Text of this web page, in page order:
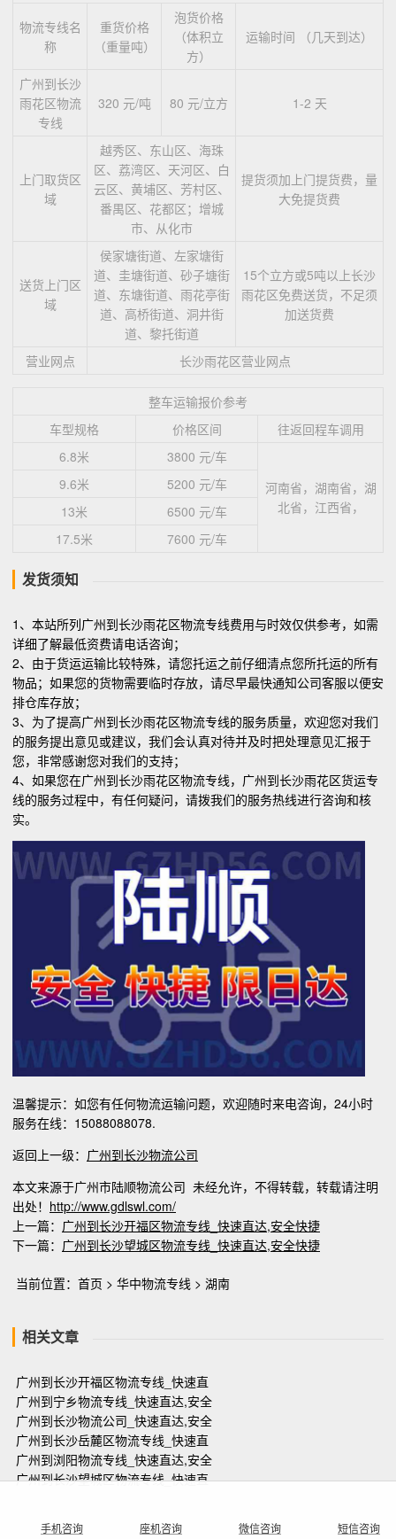
物流专线名
称
重货价格
（重量吨）
泡货价格
（体积立
方）
运输时间 （几天到达）
广州到长沙
雨花区物流
专线
320 元/吨 80 元/立方 1-2 天
上门取货区
域
越秀区、东山区、海珠
区、荔湾区、天河区、白
云区、黄埔区、芳村区、
番禺区、花都区；增城
市、从化市
提货须加上门提货费，量
大免提货费
送货上门区
域
侯家塘街道、左家塘街
道、圭塘街道、砂子塘街
道、东塘街道、雨花亭街
道、高桥街道、洞井街
道、黎托街道
15个立方或5吨以上长沙
雨花区免费送货，不足须
加送货费
营业网点 长沙雨花区营业网点
整车运输报价参考
车型规格
价格区间
往返回程车调用
6.8米
3800 元/车
河南省，湖南省，湖
北省，江西省，
9.6米
5200 元/车
13米
6500 元/车
17.5米
7600 元/车
发货须知
1、本站所列广州到长沙雨花区物流专线费用与时效仅供参考，如需
详细了解最低资费请电话咨询；
2、由于货运运输比较特殊，请您托运之前仔细清点您所托运的所有
物品；如果您的货物需要临时存放，请尽早最快通知公司客服以便安
排仓库存放；
3、为了提高广州到长沙雨花区物流专线的服务质量，欢迎您对我们
的服务提出意见或建议，我们会认真对待并及时把处理意见汇报于
您，非常感谢您对我们的支持；
4、如果您在广州到长沙雨花区物流专线，广州到长沙雨花区货运专
线的服务过程中，有任何疑问，请拨我们的服务热线进行咨询和核
实。
温馨提示：如您有任何物流运输问题，欢迎随时来电咨询，24小时
服务在线：15088088078.
返回上一级： 广州到长沙物流公司
本文来源于广州市陆顺物流公司 未经允许，不得转载，转载请注明
出处！ http://www.gdlswl.com/
上一篇： 广州到长沙开福区物流专线_快速直达,安全快捷
下一篇： 广州到长沙望城区物流专线_快速直达,安全快捷
当前位置： 首页 > 华中物流专线 > 湖南
相关文章
广州到长沙开福区物流专线_快速直
广州到宁乡物流专线_快速直达,安全
广州到长沙物流公司_快速直达,安全
广州到长沙岳麓区物流专线_快速直
广州到浏阳物流专线_快速直达,安全
广州到长沙望城区物流专线_快速直
手机咨询 座机咨询 微信咨询 短信咨询